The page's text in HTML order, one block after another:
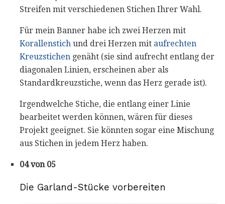
Streifen mit verschiedenen Stichen Ihrer Wahl.
Für mein Banner habe ich zwei Herzen mit
Korallenstich und drei Herzen mit aufrechten
Kreuzstichen genäht (sie sind aufrecht entlang der
diagonalen Linien, erscheinen aber als
Standardkreuzstiche, wenn das Herz gerade ist).
Irgendwelche Stiche, die entlang einer Linie
bearbeitet werden können, wären für dieses
Projekt geeignet. Sie könnten sogar eine Mischung
aus Stichen in jedem Herz haben.
04 von 05
Die Garland-Stücke vorbereiten